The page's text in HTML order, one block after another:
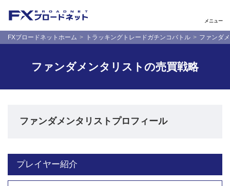
メニュー
FXブロードネットホーム トラッキングトレードガチンコバトル ファンダ
ファンダメンタリストの売買戦略
ファンダメンタリストプロフィール
プレイヤー紹介